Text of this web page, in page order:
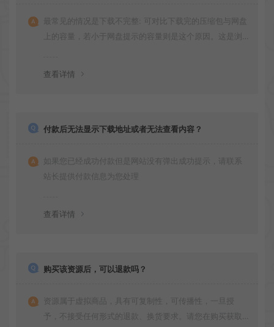
最常见的情况是下载不完整: 可对比下载完的压缩包与网盘
上的容量，若小于网盘提示的容量则是这个原因。这是浏
查看详情
付款后无法显示下载地址或者无法查看内容？
如果您已经成功付款但是网站没有弹出成功提示，请联系
站长提供付款信息为您处理
查看详情
购买该资源后，可以退款吗？
资源属于虚拟商品，具有可复制性，可传播性，一旦授
予，不接受任何形式的退款、换货要求。请您在购买获取